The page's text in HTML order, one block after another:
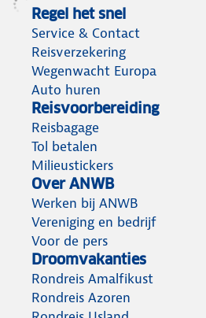
Regel het snel
Service & Contact
Reisverzekering
Wegenwacht Europa
Auto huren
Reisvoorbereiding
Reisbagage
Tol betalen
Milieustickers
Over ANWB
Werken bij ANWB
Vereniging en bedrijf
Voor de pers
Droomvakanties
Rondreis Amalfikust
Rondreis Azoren